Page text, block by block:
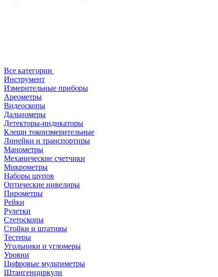
Все категории
Инструмент
Измерительные приборы
Ареометры
Видеоскопы
Дальномеры
Детекторы-индикаторы
Клещи токоизмерительные
Линейки и транспортиры
Манометры
Механические счетчики
Микрометры
Наборы щупов
Оптические нивелиры
Пирометры
Рейки
Рулетки
Стетоскопы
Стойки и штативы
Тестеры
Угольники и угломеры
Уровни
Цифровые мультиметры
Штангенциркули